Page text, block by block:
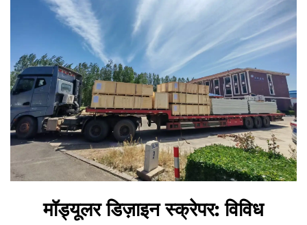
मॉड्यूलर डिज़ाइन स्क्रेपर: विविध